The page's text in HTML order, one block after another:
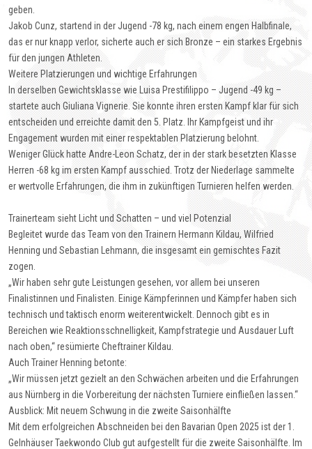
geben.
Jakob Cunz, startend in der Jugend -78 kg, nach einem engen Halbfinale,
das er nur knapp verlor, sicherte auch er sich Bronze – ein starkes Ergebnis
für den jungen Athleten.
Weitere Platzierungen und wichtige Erfahrungen
In derselben Gewichtsklasse wie Luisa Prestifilippo – Jugend -49 kg –
startete auch Giuliana Vignerie. Sie konnte ihren ersten Kampf klar für sich
entscheiden und erreichte damit den 5. Platz. Ihr Kampfgeist und ihr
Engagement wurden mit einer respektablen Platzierung belohnt.
Weniger Glück hatte Andre-Leon Schatz, der in der stark besetzten Klasse
Herren -68 kg im ersten Kampf ausschied. Trotz der Niederlage sammelte
er wertvolle Erfahrungen, die ihm in zukünftigen Turnieren helfen werden.
Trainerteam sieht Licht und Schatten – und viel Potenzial
Begleitet wurde das Team von den Trainern Hermann Kildau, Wilfried
Henning und Sebastian Lehmann, die insgesamt ein gemischtes Fazit
zogen.
„Wir haben sehr gute Leistungen gesehen, vor allem bei unseren
Finalistinnen und Finalisten. Einige Kämpferinnen und Kämpfer haben sich
technisch und taktisch enorm weiterentwickelt. Dennoch gibt es in
Bereichen wie Reaktionsschnelligkeit, Kampfstrategie und Ausdauer Luft
nach oben,“ resümierte Cheftrainer Kildau.
Auch Trainer Henning betonte:
„Wir müssen jetzt gezielt an den Schwächen arbeiten und die Erfahrungen
aus Nürnberg in die Vorbereitung der nächsten Turniere einfließen lassen.“
Ausblick: Mit neuem Schwung in die zweite Saisonhälfte
Mit dem erfolgreichen Abschneiden bei den Bavarian Open 2025 ist der 1.
Gelnhäuser Taekwondo Club gut aufgestellt für die zweite Saisonhälfte. Im